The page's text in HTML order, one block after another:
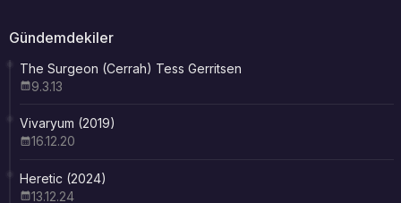
Gündemdekiler
The Surgeon (Cerrah) Tess Gerritsen
9.3.13
Vivaryum (2019)
16.12.20
Heretic (2024)
13.12.24